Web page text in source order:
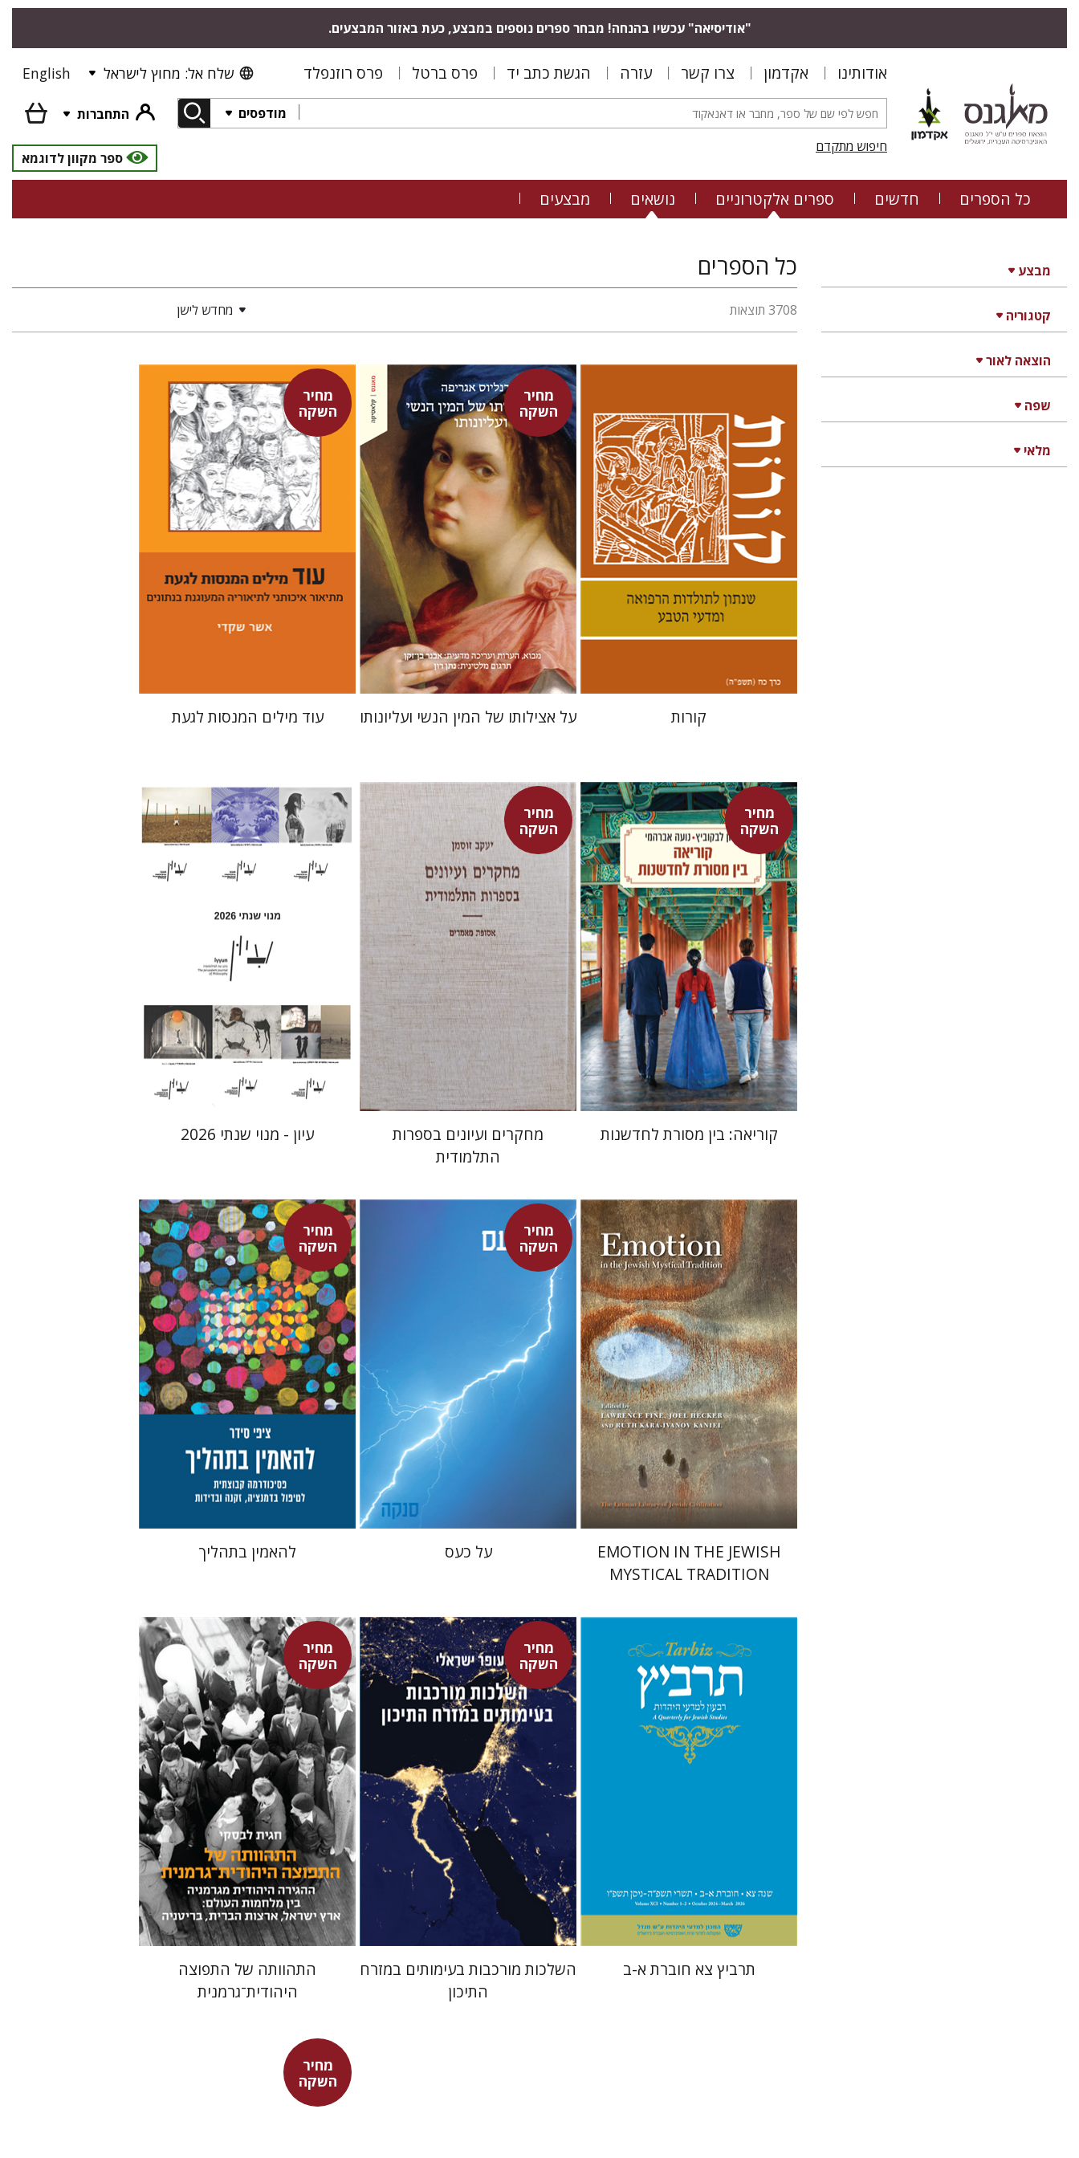
"אודיסיאה" עכשיו בהנחה! מבחר ספרים נוספים במבצע, כעת באזור המבצעים.
אודותינו אקדמון צרו קשר עזרה הגשת כתב יד פרס ברטל פרס רוזנפלד שלח אל: מחוץ לישראל English
מודפסים
התחברות
חיפוש מתקדם
ספר מקוון לדוגמא
כל הספרים חדשים ספרים אלקטרוניים נושאים מבצעים
מבצע
קטגוריה
הוצאה לאור
שפה
מלאי
כל הספרים
3708 תוצאות מחדש לישן
קנת קולינס
הנחת אתר ספר מודפס
$42
$38
קורות
מחיר
השקה
היינריך קורנליוס אגריפה
אבנר בן-זקן
נתן רון
מחיר השקה
$31
$22
על אצילותו של המין הנשי ועליונותו
מחיר
השקה
אשר שקדי
עוד מילים המנסות לגעת
מחיר
השקה
אלון לבקוביץ נועה אברהמי
מחיר השקה
$35
$24
קוריאה: בין מסורת לחדשנות
מחיר
השקה
יעקב זוסמן
מחיר השקה
$78
$55
מחקרים ועיונים בספרות
התלמודית
חגי כנען
הנחת אתר ספר מודפס
$77
$69
עיון - מנוי שנתי 2026
רות קרא-איוונוב קניאל
ג'ואל
הקר
לורנס פיין
הנחת אתר ספר מודפס
$85
$76
EMOTION IN THE JEWISH
MYSTICAL TRADITION
מחיר
השקה
סנקה
דבורה גילולה
דבורה גילולה
מחיר השקה
על כעס
מחיר
השקה
ציפי סידר
טלי סידר
מחיר השקה
$42
$29
להאמין בתהליך
מיכאל סיגל יהונתן גארב
$63
$57
תרביץ צא חוברת א-ב
מחיר
השקה
עופר ישראלי
גיא הרלינג
מחיר השקה
$29
השלכות מורכבות בעימותים במזרח
התיכון
מחיר
השקה
חגית לבסקי
מאירה טורצקי
מחיר השקה
$34
$24
התהוותה של התפוצה
היהודית־גרמנית
מחיר
השקהאריסטו
עמית ברץ